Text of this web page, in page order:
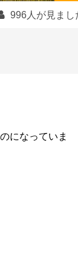
996人が見まし
になっていま